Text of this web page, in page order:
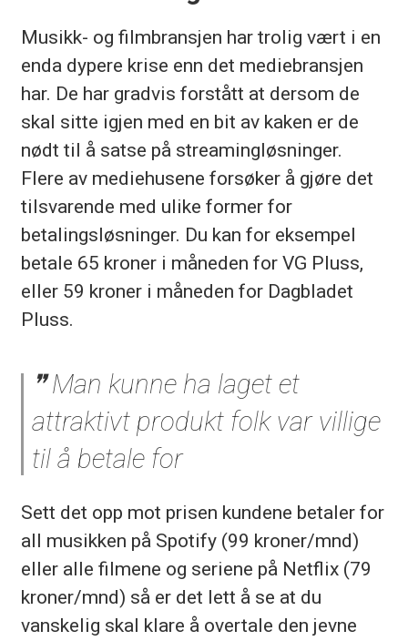
Musikk- og filmbransjen har trolig vært i en
enda dypere krise enn det mediebransjen
har. De har gradvis forstått at dersom de
skal sitte igjen med en bit av kaken er de
nødt til å satse på streamingløsninger.
Flere av mediehusene forsøker å gjøre det
tilsvarende med ulike former for
betalingsløsninger. Du kan for eksempel
betale 65 kroner i måneden for VG Pluss,
eller 59 kroner i måneden for Dagbladet
Pluss.
Man kunne ha laget et
attraktivt produkt folk var villige
til å betale for
Sett det opp mot prisen kundene betaler for
all musikken på Spotify (99 kroner/mnd)
eller alle filmene og seriene på Netflix (79
kroner/mnd) så er det lett å se at du
vanskelig skal klare å overtale den jevne